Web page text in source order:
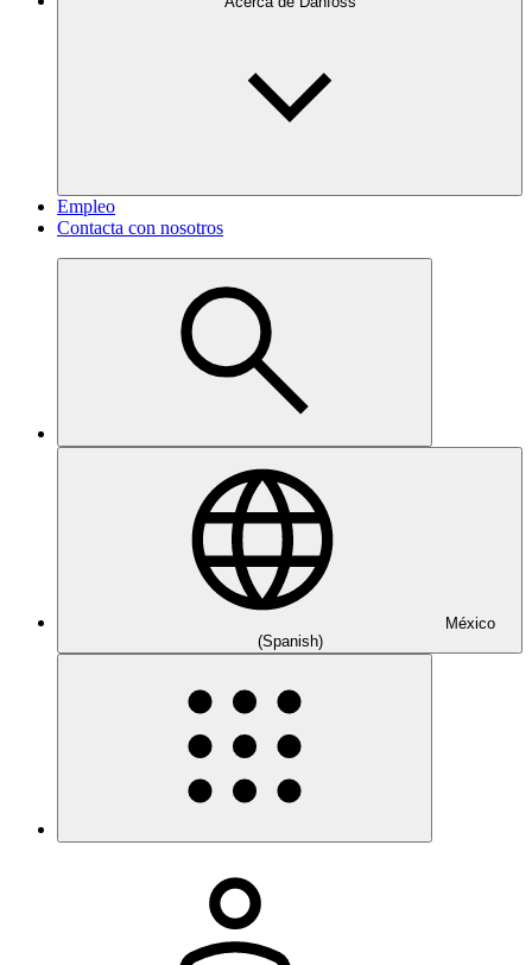
Empleo
Contacta con nosotros
México
(Spanish)